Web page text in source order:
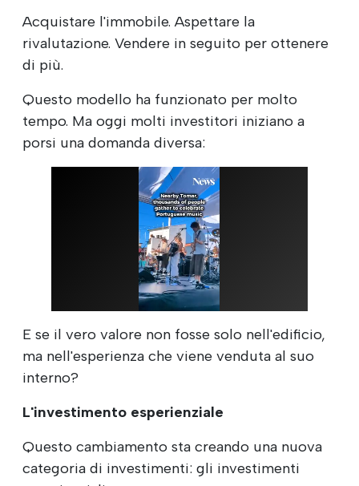
Acquistare l'immobile. Aspettare la
rivalutazione. Vendere in seguito per ottenere
di più.
Questo modello ha funzionato per molto
tempo. Ma oggi molti investitori iniziano a
porsi una domanda diversa:
E se il vero valore non fosse solo nell'edificio,
ma nell'esperienza che viene venduta al suo
interno?
L'investimento esperienziale
Questo cambiamento sta creando una nuova
categoria di investimenti: gli investimenti